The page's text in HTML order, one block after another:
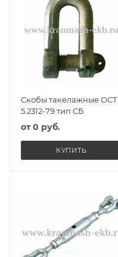
Скобы такелажные ОСТ
5.2312-79 тип СБ
от0 руб.
КУПИТЬ